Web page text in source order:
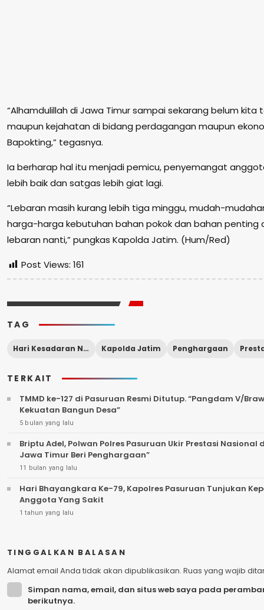
“Alhamdulillah di Jawa Timur sampai sekarang belum
maupun kejahatan di bidang perdagangan maupun
Bapokting,” tegasnya.
Ia berharap hal itu menjadi pemicu, penyemangat
lebih baik dan satgas lebih giat lagi.
“Lebaran masih kurang lebih tiga minggu, mudah-
harga-harga kebutuhan bahan pokok dan bahan penting
lebaran nanti,” pungkas Kapolda Jatim. (Hum/Red)
Post Views: 161
TAG
Hari Kesadaran Nasional Kapolda Jatim Penghargaan
TERKAIT
TMMD ke-127 di Pasuruan Resmi Ditutup. “Pangdam V/
Kekuatan Bangun Desa”
5 bulan yang lalu
Briptu Adel, Polwan Polres Pasuruan Ukir Prestasi Nasional di
Jawa Timur Beri Penghargaan”
11 bulan yang lalu
Hari Bhayangkara Ke-79, Kapolres Pasuruan Tunjukan
Anggota Yang Sakit
1 tahun yang lalu
TINGGALKAN BALASAN
Alamat email Anda tidak akan dipublikasikan. Ruas yang wajib
Simpan nama, email, dan situs web saya pada
berikutnya.